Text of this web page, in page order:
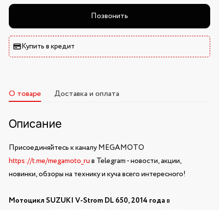
Позвонить
Купить в кредит
О товаре Доставка и оплата
Описание
Присоединяйтесь к каналу MEGAMOTO
https://t.me/megamoto_ruв Telegram - новости, акции,
новинки, обзоры на технику и куча всего интересного!
Мотоцикл SUZUKI V-Strom DL 650, 2014 годав